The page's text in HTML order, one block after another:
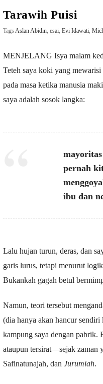
n
K
M
Tarawih Puisi
TagsAslan Abidin, esai, Evi Idawati,
MENJELANG Isya malam
Teteh saya koki yang
pada masa ketika manusia
saya adalah sosok langka:
pernah
ibu dan
Lalu hujan turun, deras, dan
garis lurus, tetapi menurut
Bukankah gagah betul
Namun, teori tersebut
(dia hanya akan hancur
kampung saya dengan pabrik.
ataupun tersirat—sejak zaman
Safinatunajah, dan Jurumiah.